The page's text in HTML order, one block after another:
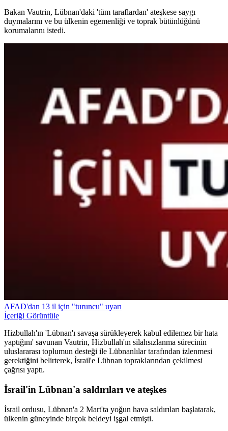
Bakan Vautrin, Lübnan'daki 'tüm taraflardan' ateşkese saygı
duymalarını ve bu ülkenin egemenliği ve toprak bütünlüğünü
korumalarını istedi.
AFAD'dan 13 il için "turuncu" uyarı
İçeriği Görüntüle
Hizbullah'ın 'Lübnan'ı savaşa sürükleyerek kabul edilemez bir hata
yaptığını' savunan Vautrin, Hizbullah'ın silahsızlanma sürecinin
uluslararası toplumun desteği ile Lübnanlılar tarafından izlenmesi
gerektiğini belirterek, İsrail'e Lübnan topraklarından çekilmesi
çağrısı yaptı.
İsrail'in Lübnan'a saldırıları ve ateşkes
İsrail ordusu, Lübnan'a 2 Mart'ta yoğun hava saldırıları başlatarak,
ülkenin güneyinde birçok beldeyi işgal etmişti.